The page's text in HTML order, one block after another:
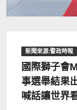
新聞來源:警政時報
國際獅子會
事選舉結果
喊話讓世界